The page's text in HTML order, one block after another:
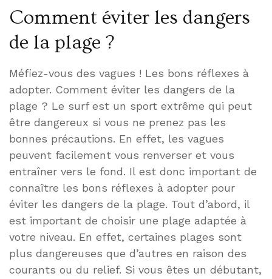
Comment éviter les dangers
de la plage ?
Méfiez-vous des vagues ! Les bons réflexes à
adopter. Comment éviter les dangers de la
plage ? Le surf est un sport extrême qui peut
être dangereux si vous ne prenez pas les
bonnes précautions. En effet, les vagues
peuvent facilement vous renverser et vous
entraîner vers le fond. Il est donc important de
connaître les bons réflexes à adopter pour
éviter les dangers de la plage. Tout d’abord, il
est important de choisir une plage adaptée à
votre niveau. En effet, certaines plages sont
plus dangereuses que d’autres en raison des
courants ou du relief. Si vous êtes un débutant,